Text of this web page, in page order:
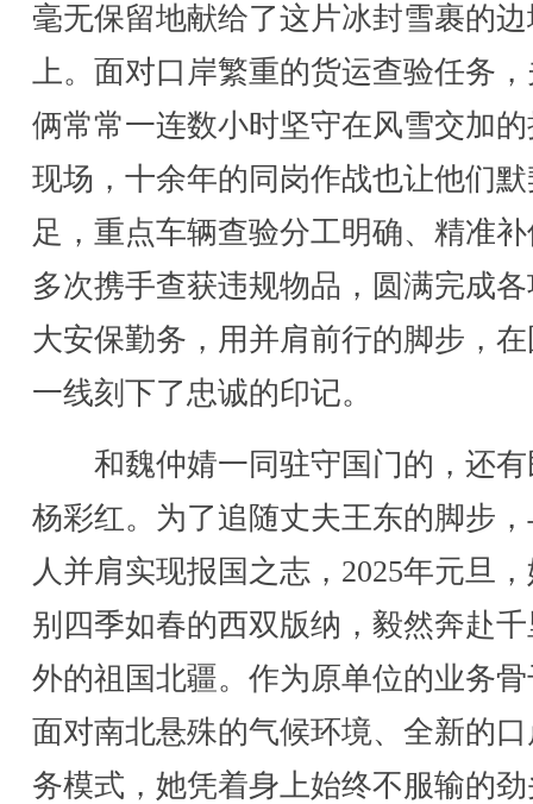
毫无保留地献给了这片冰封雪裹的
上。面对口岸繁重的货运查验任务
俩常常一连数小时坚守在风雪交加
现场，十余年的同岗作战也让他们
足，重点车辆查验分工明确、精准
多次携手查获违规物品，圆满完成
大安保勤务，用并肩前行的脚步，
一线刻下了忠诚的印记。
和魏仲婧一同驻守国门的，还有
杨彩红。为了追随丈夫王东的脚步
人并肩实现报国之志，2025年元旦
别四季如春的西双版纳，毅然奔赴
外的祖国北疆。作为原单位的业务
面对南北悬殊的气候环境、全新的
务模式，她凭着身上始终不服输的